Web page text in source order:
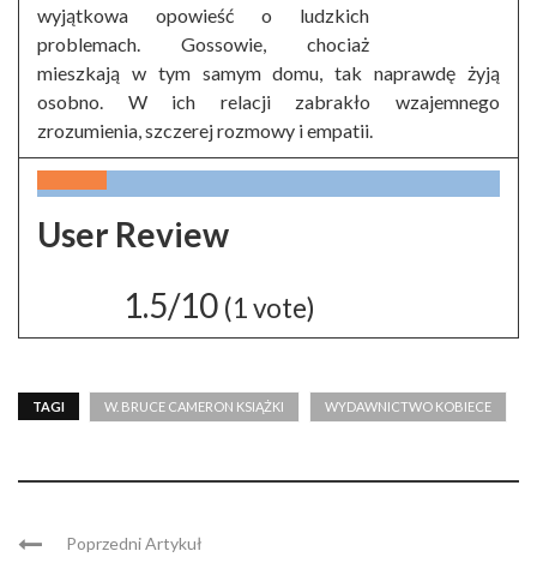
wyjątkowa opowieść o ludzkich
problemach. Gossowie, chociaż
mieszkają w tym samym domu, tak naprawdę żyją
osobno. W ich relacji zabrakło wzajemnego
zrozumienia, szczerej rozmowy i empatii.
User Review
1.5/10 (1vote)
TAGI W. BRUCE CAMERON KSIĄŻKI WYDAWNICTWO KOBIECE
Poprzedni Artykuł